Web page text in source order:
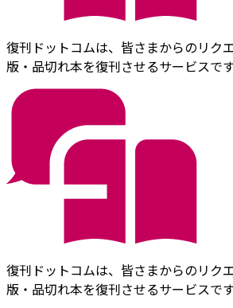
復刊ドットコムは、皆さまからのリク
版・品切れ本を復刊させるサービスです
復刊ドットコムは、皆さまからのリク
版・品切れ本を復刊させるサービスです